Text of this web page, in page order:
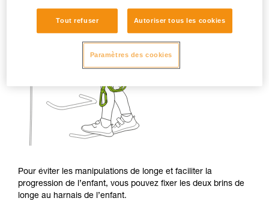
Pour éviter les manipulations de longe et faciliter la
progression de l’enfant, vous pouvez fixer les deux brins de
longe au harnais de l’enfant.
Tout refuser Autoriser tous les cookies
Paramètres des cookies